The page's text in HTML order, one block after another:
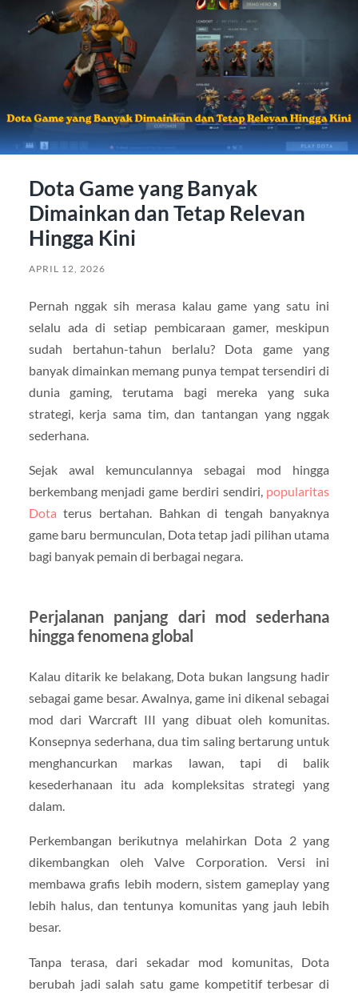
Dota Game yang Banyak
Dimainkan dan Tetap Relevan
Hingga Kini
APRIL 12, 2026
Pernah nggak sih merasa kalau game yang satu ini
selalu ada di setiap pembicaraan gamer, meskipun
sudah bertahun-tahun berlalu? Dota game yang
banyak dimainkan memang punya tempat tersendiri di
dunia gaming, terutama bagi mereka yang suka
strategi, kerja sama tim, dan tantangan yang nggak
sederhana.
Sejak awal kemunculannya sebagai mod hingga
berkembang menjadi game berdiri sendiri, popularitas
Dota terus bertahan. Bahkan di tengah banyaknya
game baru bermunculan, Dota tetap jadi pilihan utama
bagi banyak pemain di berbagai negara.
Perjalanan panjang dari mod sederhana
hingga fenomena global
Kalau ditarik ke belakang, Dota bukan langsung hadir
sebagai game besar. Awalnya, game ini dikenal sebagai
mod dari Warcraft III yang dibuat oleh komunitas.
Konsepnya sederhana, dua tim saling bertarung untuk
menghancurkan markas lawan, tapi di balik
kesederhanaan itu ada kompleksitas strategi yang
dalam.
Perkembangan berikutnya melahirkan Dota 2yang
dikembangkan olehValve Corporation. Versi ini
membawa grafis lebih modern, sistem gameplay yang
lebih halus, dan tentunya komunitas yang jauh lebih
besar.
Tanpa terasa, dari sekadar mod komunitas, Dota
berubah jadi salah satu game kompetitif terbesar di